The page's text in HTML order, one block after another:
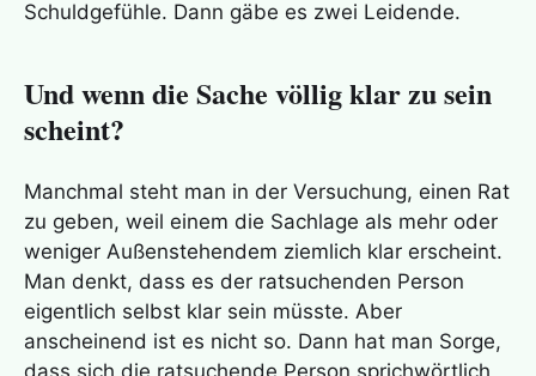
Schuldgefühle. Dann gäbe es zwei Leidende.
Und wenn die Sache völlig klar zu sein
scheint?
Manchmal steht man in der Versuchung, einen Rat
zu geben, weil einem die Sachlage als mehr oder
weniger Außenstehendem ziemlich klar erscheint.
Man denkt, dass es der ratsuchenden Person
eigentlich selbst klar sein müsste. Aber
anscheinend ist es nicht so. Dann hat man Sorge,
dass sich die ratsuchende Person sprichwörtlich